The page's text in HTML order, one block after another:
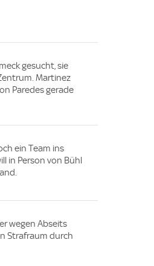
gesucht, sie
Martinez
Paredes gerade
ein Team ins
in Person von Bühl
wegen Abseits
Strafraum durch